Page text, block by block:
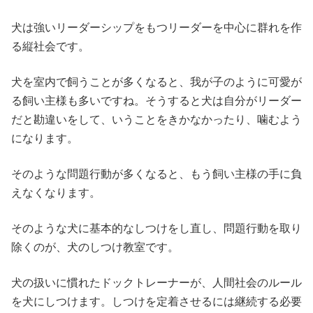
犬は強いリーダーシップをもつリーダーを中心に群れを作
る縦社会です。
犬を室内で飼うことが多くなると、我が子のように可愛が
る飼い主様も多いですね。そうすると犬は自分がリーダー
だと勘違いをして、いうことをきかなかったり、噛むよう
になります。
そのような問題行動が多くなると、もう飼い主様の手に負
えなくなります。
そのような犬に基本的なしつけをし直し、問題行動を取り
除くのが、犬のしつけ教室です。
犬の扱いに慣れたドックトレーナーが、人間社会のルール
を犬にしつけます。しつけを定着させるには継続する必要